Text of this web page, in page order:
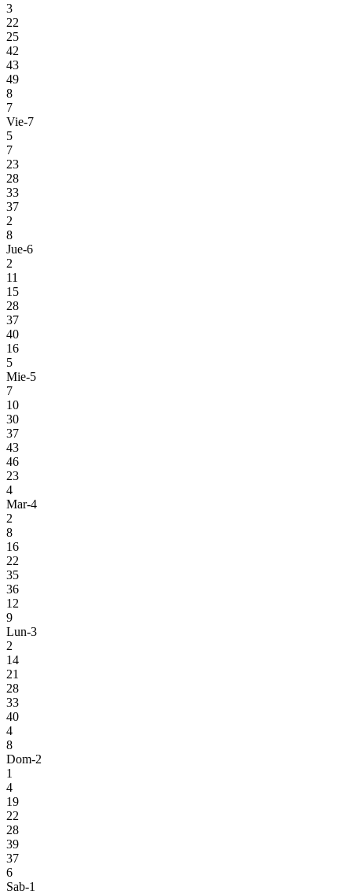
3
22
25
42
43
49
8
7
Vie-7
5
7
23
28
33
37
2
8
Jue-6
2
11
15
28
37
40
16
5
Mie-5
7
10
30
37
43
46
23
4
Mar-4
2
8
16
22
35
36
12
9
Lun-3
2
14
21
28
33
40
4
8
Dom-2
1
4
19
22
28
39
37
6
Sab-1